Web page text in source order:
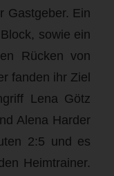
Gastgeber. Ein
sowie ein
Rücken von
fanden ihr Ziel
Lena Götz
Alena Harder
2:5 und es
Heimtrainer.